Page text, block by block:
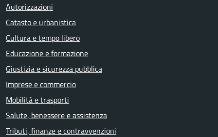
Autorizzazioni
Catasto e urbanistica
Cultura e tempo libero
Educazione e formazione
Giustizia e sicurezza pubblica
Imprese e commercio
Mobilità e trasporti
Salute, benessere e assistenza
Tributi, finanze e contravvenzioni